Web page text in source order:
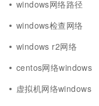
windows网络路径
windows检查网络
windows r2网络
centos网络windows
虚拟机网络windows